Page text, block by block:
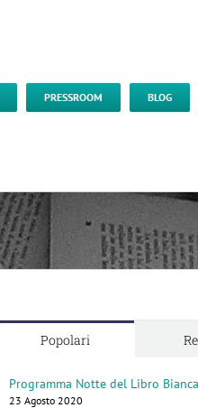
PRESSROOM BLOG
Popolari
Programma Notte del Libro
23 Agosto 2020